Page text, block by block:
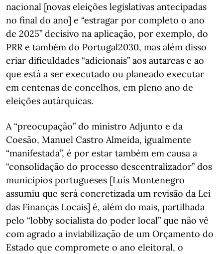
nacional [novas eleições legislativas antecipadas
no final do ano] e “estragar por completo o ano
de 2025” decisivo na aplicação, por exemplo, do
PRR e também do Portugal2030, mas além disso
criar dificuldades “adicionais” aos autarcas e ao
que está a ser executado ou planeado executar
em centenas de concelhos, em pleno ano de
eleições autárquicas.
A “preocupação” do ministro Adjunto e da
Coesão, Manuel Castro Almeida, igualmente
“manifestada”, é por estar também em causa a
“consolidação do processo descentralizador” dos
municípios portugueses [Luís Montenegro
assumiu que será concretizada um revisão da Lei
das Finanças Locais] é, além do mais, partilhada
pelo “lobby socialista do poder local” que não vê
com agrado a inviabilização de um Orçamento do
Estado que compromete o ano eleitoral, o